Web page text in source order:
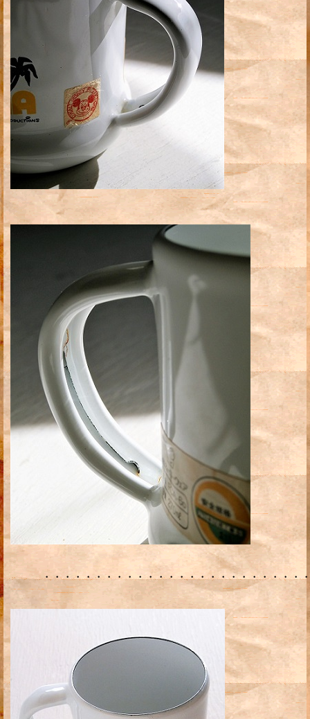
・・・・・・・・・・・・・・・・・・・・・・・・・・